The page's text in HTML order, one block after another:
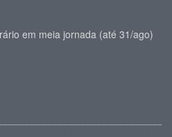
em meia jornada (até 31/ago)